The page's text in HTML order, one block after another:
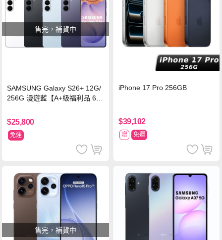
售完，補貨中
SAMSUNG Galaxy S26+ 12G/
256G 漫遊藍【A+級福利品 6個
$25,800
免運
iPhone 17 Pro 256GB
$39,102
贈 免運
售完，補貨中